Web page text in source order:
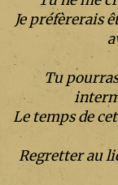
Je préfèrerais
Tu
Le temps de
Regretter au